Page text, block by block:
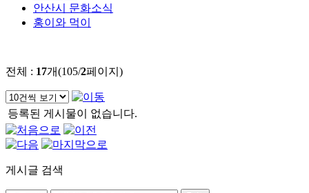
안산시 문화소식
홍이와 먹이
전체 : 17개(105/2페이지)
등록된 게시물이 없습니다.
게시글 검색